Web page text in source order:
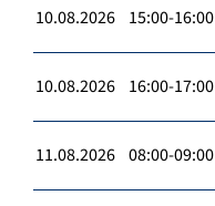
10.08.2026 15:00-16:00
10.08.2026 16:00-17:00
11.08.2026 08:00-09:00